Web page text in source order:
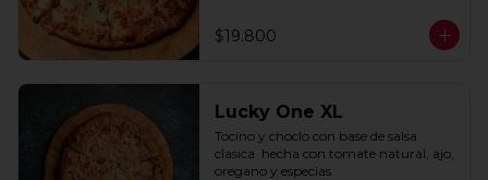
$19.800
Lucky One XL
Tocino y choclo con base de salsa
clasica  hecha con tomate natural, ajo,
oregano y especias.